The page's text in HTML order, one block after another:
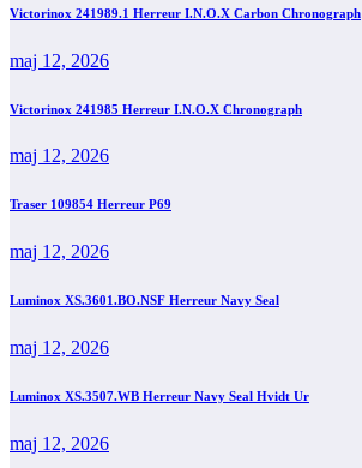
Victorinox 241989.1 Herreur I.N.O.X Carbon Chronograph
maj 12, 2026
Victorinox 241985 Herreur I.N.O.X Chronograph
maj 12, 2026
Traser 109854 Herreur P69
maj 12, 2026
Luminox XS.3601.BO.NSF Herreur Navy Seal
maj 12, 2026
Luminox XS.3507.WB Herreur Navy Seal Hvidt Ur
maj 12, 2026